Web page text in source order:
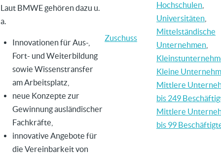
Laut BMWE gehören dazu u.
a.
Innovationen für Aus-,
Fort- und Weiterbildung
sowie Wissenstransfer
am Arbeitsplatz,
neue Konzepte zur
Gewinnung ausländischer
Fachkräfte,
innovative Angebote für
die Vereinbarkeit von
Zuschuss
Hochschulen
Universitäten
Mittelständische
Unternehmen
Kleine
Mittlere
bis 249
Mittlere
bis 99